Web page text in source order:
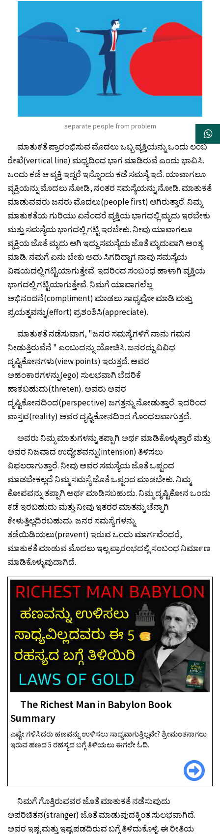
separate people from problem
ಮಾತುಕತೆ ಪ್ರಾರಂಭಿಸುವ ಮೊದಲು ಒಬ್ಬ ವ್ಯಕ್ತಿಯನ್ನು ಒಂದು ಲಂಬ
ರೇಖೆ(vertical line) ಮಧ್ಯದಿಂದ ಭಾಗ ಮಾಡಿರುವೆ ಎಂದು ಭಾವಿಸಿ.
ಒಂದು ಕಡೆ ಆ ವ್ಯಕ್ತಿ ಇದ್ದರೆ ಇನ್ನೊಂದು ಕಡೆ ಸಮಸ್ಯೆ ಇದೆ. ಯಾವಾಗಲೂ
ವ್ಯಕ್ತಿಯನ್ನು ಮೊದಲು ನೋಡಿ, ನಂತರ ಸಮಸ್ಯೆಯನ್ನು ನೋಡಿ. ಮಾತುಕತೆ
ಮಾಡುವವರು ಜನರು ಮೊದಲು(people first) ಆಗಿರುತ್ತಾರೆ. ನಿಮ್ಮ
ಮಾತುಕತೆಯ ಗುರಿಯು ಏನೆಂದರೆ ವ್ಯಕ್ತಿಯ ಭಾಗದಲ್ಲಿ ಮೃದು ಇರಬೇಕು
ಮತ್ತು ಸಮಸ್ಯೆಯ ಭಾಗದಲ್ಲಿ ಗಟ್ಟಿ ಇರಬೇಕು. ನೀವು ಯಾವಾಗಲೂ
ವ್ಯಕ್ತಿಯ ಜೊತೆ ಮೃದು ಆಗಿ ಇದ್ದು ಸಮಸ್ಯೆಯ ಜೊತೆ ಮೃದುವಾಗಿ ಅಂತ್ಯ
ಮಾಡಿ. ನಮಗೆ ಏನು ಬೇಕು ಅದು ಸಿಗದಿದ್ದಾಗ ನಾವು ಸಮಸ್ಯೆಯ
ವಿಷಯದಲ್ಲಿ ಗಟ್ಟಿಯಾಗುತ್ತೇವೆ. ಇದರಿಂದ ಸಂಬಂಧ ಹಾಳಾಗಿ ವ್ಯಕ್ತಿಯ
ಭಾಗದಲ್ಲಿ ಗಟ್ಟಿಯಾಗುತ್ತೇವೆ. ನಿಮಗೆ ಯಾವಾಗಲೆಲ್ಲ
ಅಭಿನಂದನೆ(compliment) ಮಾಡಲು ಸಾಧ್ಯವೋ ಮಾಡಿ ಮತ್ತು
ಪ್ರಯತ್ನವನ್ನು(effort) ಪ್ರಶಂಶಿಸಿ(appreciate).
ಮಾತುಕತೆ ನಡೆಸುವಾಗ, "ಜನರ ಸಮಸ್ಯೆಗಳಿಗೆ ನಾನು ಗಮನ
ನೀಡುತ್ತಿರುವೆನೆ " ಎಂಬುದನ್ನು ಯೋಚಿಸಿ. ಜನರದ್ದು ವಿವಿಧ
ದೃಷ್ಟಿಕೋನಗಳು(view points) ಇರುತ್ತದೆ. ಅವರ
ಅಹಂಕಾರಗಳನ್ನು(ego) ಸುಲಭವಾಗಿ ಬೆದರಿಕೆ
ಹಾಕಬಹುದು(threten). ಅವರು ಅವರ
ದೃಷ್ಟಿಕೋನದಿಂದ(perspective) ಜಗತ್ತನ್ನು ನೋಡುತ್ತಾರೆ. ಇದರಿಂದ
ವಾಸ್ತವ(reality) ಅವರ ದೃಷ್ಟಿಕೋನದಿಂದ ಗೊಂದಲವಾಗುತ್ತದೆ.
ಅವರು ನಿಮ್ಮ ಮಾತುಗಳನ್ನು ತಪ್ಪಾಗಿ ಅರ್ಥ ಮಾಡಿಕೊಳ್ಳುತ್ತಾರೆ ಮತ್ತು
ಅವರ ನಿಜವಾದ ಉದ್ದೇಶವನ್ನು(intension) ತಿಳಿಸಲು
ವಿಫಲರಾಗುತ್ತಾರೆ. ನೀವು ಅವರ ಸಮಸ್ಯೆಯ ಜೊತೆ ಒಪ್ಪಂದ
ಮಾಡಬೇಕಲ್ಲದೆ ನಿಮ್ಮ ಸಮಸ್ಯೆ ಜೊತೆ ಒಪ್ಪಂದ ಮಾಡಬೇಕು. ನಿಮ್ಮ
ಕೋಪವನ್ನು ತಪ್ಪಾಗಿ ಅರ್ಥ ಮಾಡಿಸಬಹುದು. ನಿಮ್ಮ ದೃಷ್ಟಿಕೋನ ಒಂದು
ಕಡೆ ಇರಬಹುದು ಮತ್ತು ನೀವು ಇತರರ ಮಾತನ್ನು ಚೆನ್ನಾಗಿ
ಕೇಳುತ್ತಿಲ್ಲದಿರಬಹುದು. ಜನರ ಸಮಸ್ಯೆಗಳನ್ನು
ತಡೆಯಿಡಿಯಲು(prevent) ಇರುವ ಒಂದು ಮಾರ್ಗವೆಂದರೆ,
ಮಾತುಕತೆ ಮಾಡುವ ಮೊದಲು ಇಲ್ಲ ಪ್ರಾರಂಭದಲ್ಲಿ ಸಂಬಂಧ ನಿರ್ಮಾಣ
ಮಾಡಿಕೊಳ್ಳುವುದಾಗಿದೆ.
The Richest Man in Babylon Book
Summary
ಎಷ್ಟೇ ಗಳಿಸಿದರು ಹಣವನ್ನು ಉಳಿಸಲು ಸಾಧ್ಯವಾಗುತ್ತಿಲ್ಲವೇ? ಶ್ರೀಮಂತನಾಗಲು
ಇರುವ ಹಣದ 5 ರಹಸ್ಯದ ಬಗ್ಗೆ ತಿಳಿಯಲು ಈಗಲೇ ಓದಿ.
ನಿಮಗೆ ಗೊತ್ತಿರುವವರ ಜೊತೆ ಮಾತುಕತೆ ನಡೆಸುವುದು
ಅಪರಿಚಿತನ(stranger) ಜೊತೆ ಮಾಡುವುದಕ್ಕಿಂತ ಸುಲಭವಾಗಿದೆ.
ಅವರ ಇಷ್ಟ ಮತ್ತು ಇಷ್ಟಪಡದಿರುವ ಬಗ್ಗೆ ತಿಳಿದುಕೊಳ್ಳಿ. ಈ ರೀತಿಯ